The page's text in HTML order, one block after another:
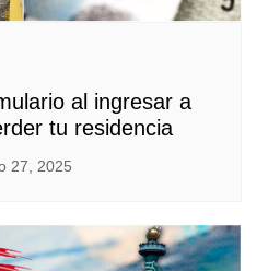
al ingresar a
tu residencia
27, 2025